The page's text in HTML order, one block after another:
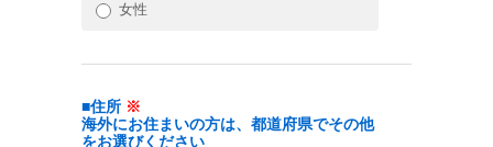
女性
■住所 ※
海外にお住まいの方は、都道府県でその他
をお選びください